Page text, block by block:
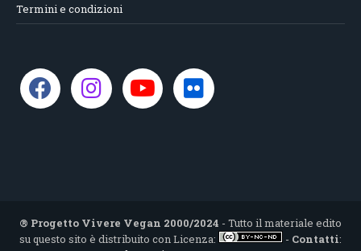
Termini e condizioni
® Progetto Vivere Vegan 2000/2024 - Tutto il materiale edito
su questo sito è distribuito con Licenza:
- Contatti: